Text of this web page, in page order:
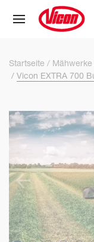
Startseite Mähwerke
Vicon EXTRA 700
Cookie-Einstellungen